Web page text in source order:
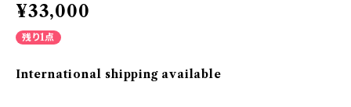
¥33,000
残り1点
International shipping available